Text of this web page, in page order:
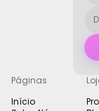
Páginas
Início